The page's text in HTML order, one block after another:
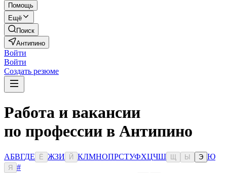
Помощь
Ещё
Поиск
Антипино
Войти
Войти
Создать резюме
Работа и вакансии
по профессии в Антипино
АБВГДЕ Ё ЖЗИ Й КЛМНОПРСТУФХЦЧШ Ы Э Ю
Я
#